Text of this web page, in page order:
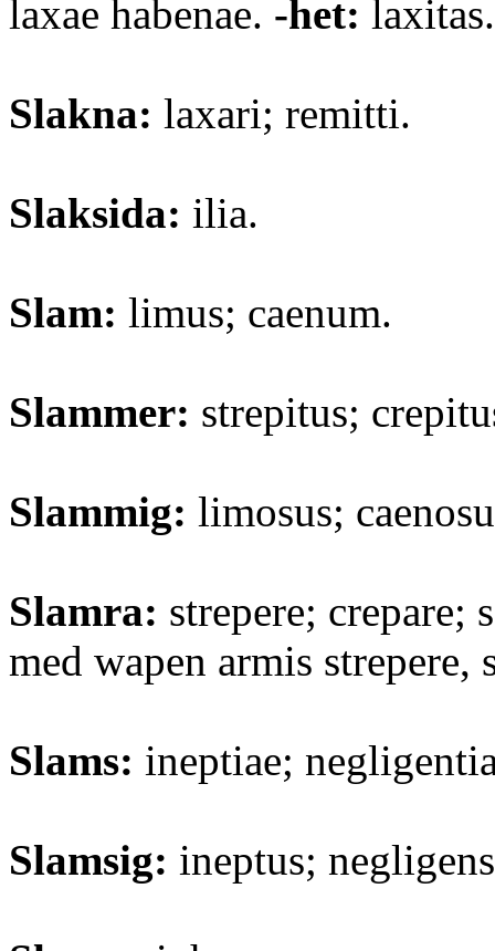
laxae habenae. -het: laxitas.
Slakna: laxari; remitti.
Slaksida: ilia.
Slam: limus; caenum.
Slammer: strepitus;
Slammig: limosus;
Slamra: strepere; crepare;
med wapen armis strepere,
Slams: ineptiae;
Slamsig: ineptus;